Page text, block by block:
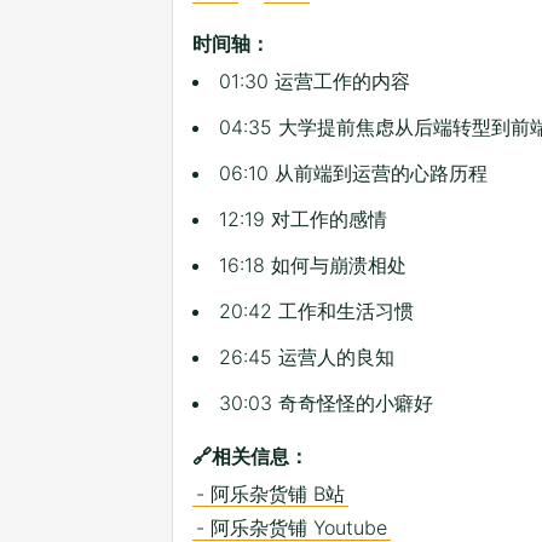
时间轴：
01:30 运营工作的内容
04:35 大学提前焦虑从后端转型到前
06:10 从前端到运营的心路历程
12:19 对工作的感情
16:18 如何与崩溃相处
20:42 工作和生活习惯
26:45 运营人的良知
30:03 奇奇怪怪的小癖好
🔗相关信息：
- 阿乐杂货铺 B站
- 阿乐杂货铺 Youtube